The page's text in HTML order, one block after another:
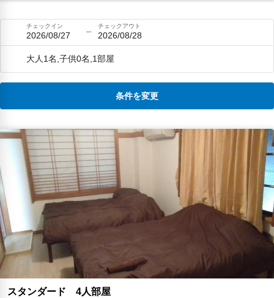
チェックイン
2026/08/27
チェックアウト
2026/08/28
大人1名,子供0名,1部屋
条件を変更
スタンダード 4人部屋